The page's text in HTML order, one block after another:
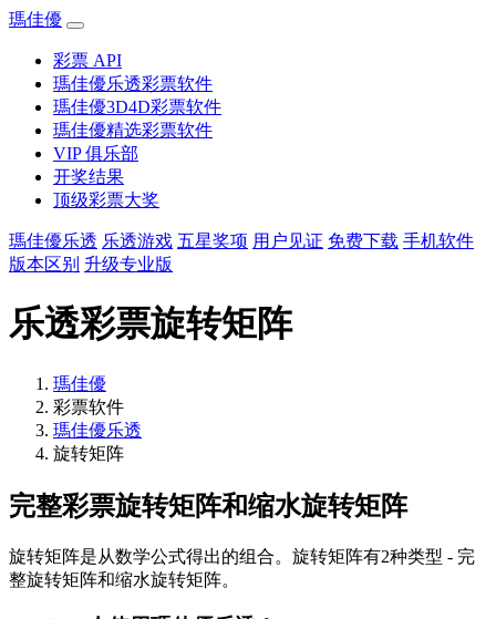
瑪佳優
彩票 API
瑪佳優乐透彩票软件
瑪佳優3D4D彩票软件
瑪佳優精选彩票软件
VIP 俱乐部
开奖结果
顶级彩票大奖
瑪佳優乐透 乐透游戏 五星奖项 用户见证 免费下载 手机软件
版本区别 升级专业版
乐透彩票旋转矩阵
瑪佳優
彩票软件
瑪佳優乐透
旋转矩阵
完整彩票旋转矩阵和缩水旋转矩阵
旋转矩阵是从数学公式得出的组合。旋转矩阵有2种类型 - 完
整旋转矩阵和缩水旋转矩阵。